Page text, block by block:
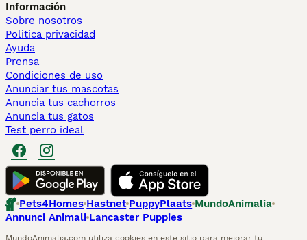
Información
Sobre nosotros
Politica privacidad
Ayuda
Prensa
Condiciones de uso
Anunciar tus mascotas
Anuncia tus cachorros
Anuncia tus gatos
Test perro ideal
Pets4Homes Hastnet PuppyPlaats MundoAnimalia
Annunci Animali Lancaster Puppies